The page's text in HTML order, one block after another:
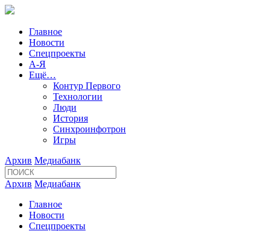
Главное
Новости
Спецпроекты
А-Я
Ещё…
Контур Первого
Технологии
Люди
История
Синхроинфотрон
Игры
Архив Медиабанк
Архив Медиабанк
Главное
Новости
Спецпроекты